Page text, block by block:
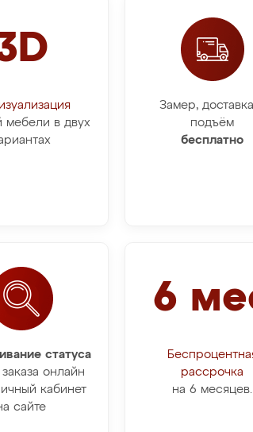
мебели в двух
Замер,
подъём
бесплатно
статуса
онлайн
кабинет
сайте
6
рассрочка
на 6 месяцев.